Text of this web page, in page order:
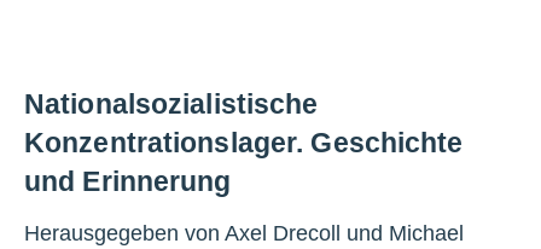
Nationalsozialistische
Konzentrationslager. Geschichte
und Erinnerung
Herausgegeben von Axel Drecoll und Michael